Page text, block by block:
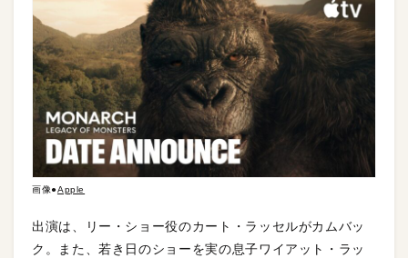
画像●Apple
出演は、リー・ショー役のカート・ラッセルがカムバッ
ク。また、若き日のショーを実の息子ワイアット・ラッ